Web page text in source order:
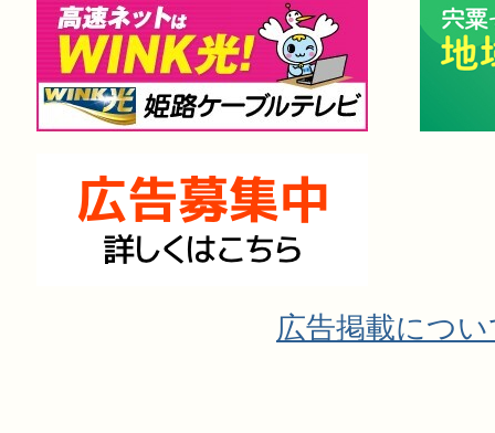
広告掲載につ